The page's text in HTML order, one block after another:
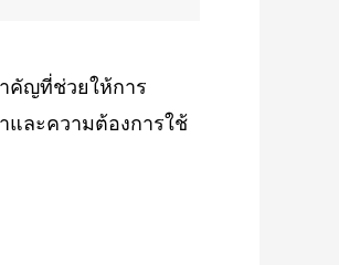
คัญที่ช่วยให้การ
และความต้องการใช้